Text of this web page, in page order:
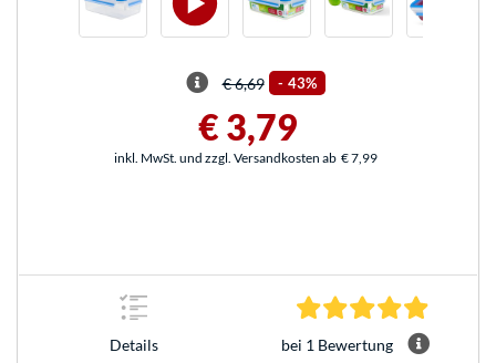
€ 6,69 - 43%
€ 3,79
inkl. MwSt. und zzgl. Versandkosten ab € 7,99
Details bei 1 Bewertung